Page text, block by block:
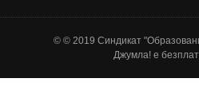
© © 2019 Синдикат
Джумла! е